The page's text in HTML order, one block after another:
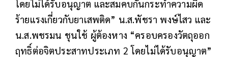
โดยไม่ได้รับอนุญาต และสมคบกันกระทำความผิด
ร้ายแรงเกี่ยวกับยาเสพติด” น.ส.พัชรา พงษ์ไสว และ
น.ส.พชรมน ชุนใช้ ผู้ต้องหาง “ครอบครองวัตถุออก
ฤทธิ์ต่อจิตประสาทประเภท 2 โดยไม่ได้รับอนุญาต”